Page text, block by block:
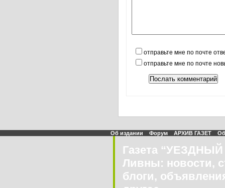
отправьте мне по почте
отправьте мне по почте
Об издании Форум АРХИВ ГАЗЕТ
Газета
Ливны: новости,
блоги,